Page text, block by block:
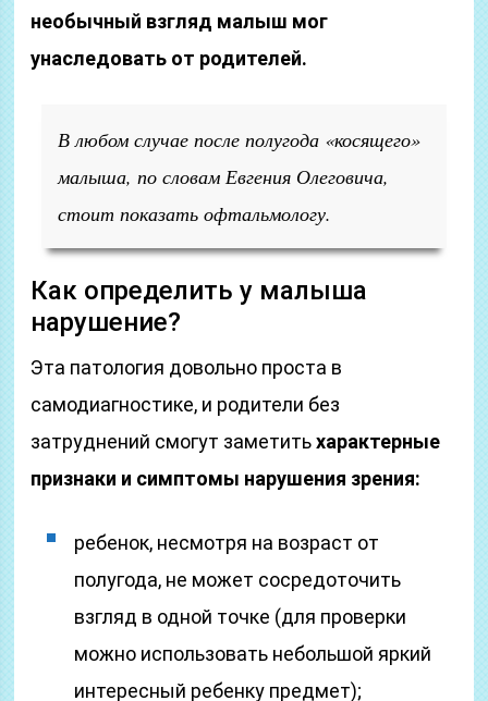
необычный взгляд малыш мог
унаследовать от родителей.
В любом случае после полугода «косящего»
малыша, по словам Евгения Олеговича,
стоит показать офтальмологу.
Как определить у малыша
нарушение?
Эта патология довольно проста в
самодиагностике, и родители без
затруднений смогут заметитьхарактерные
признаки и симптомы нарушения зрения:
ребенок, несмотря на возраст от
полугода, не может сосредоточить
взгляд в одной точке (для проверки
можно использовать небольшой яркий
интересный ребенку предмет);